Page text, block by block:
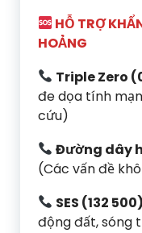
HỖ TRỢ
HOẢNG
Triple Zero
đe dọa tính
cứu)
Đường dây
(Các vấn đề
SES (132 500)
động đất, sóng